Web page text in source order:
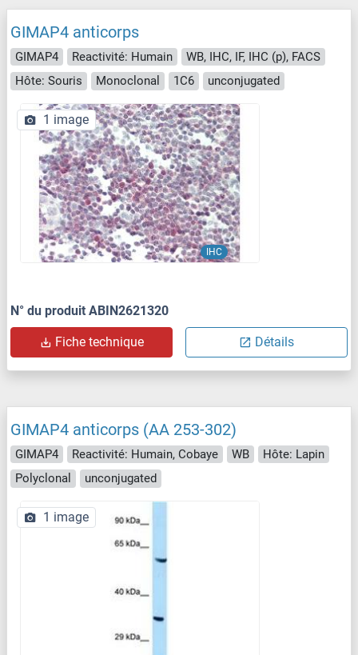
GIMAP4 anticorps
GIMAP4 Reactivité: Humain
WB, IHC, IF, IHC (p), FACS
Hôte: Souris
Monoclonal 1C6 unconjugated
IHC
1 image
N° du produit ABIN2621320
Fiche technique Détails
GIMAP4 anticorps (AA 253-302)
GIMAP4 Reactivité: Humain, Cobaye WB
Hôte: Lapin
Polyclonal
unconjugated
1 image